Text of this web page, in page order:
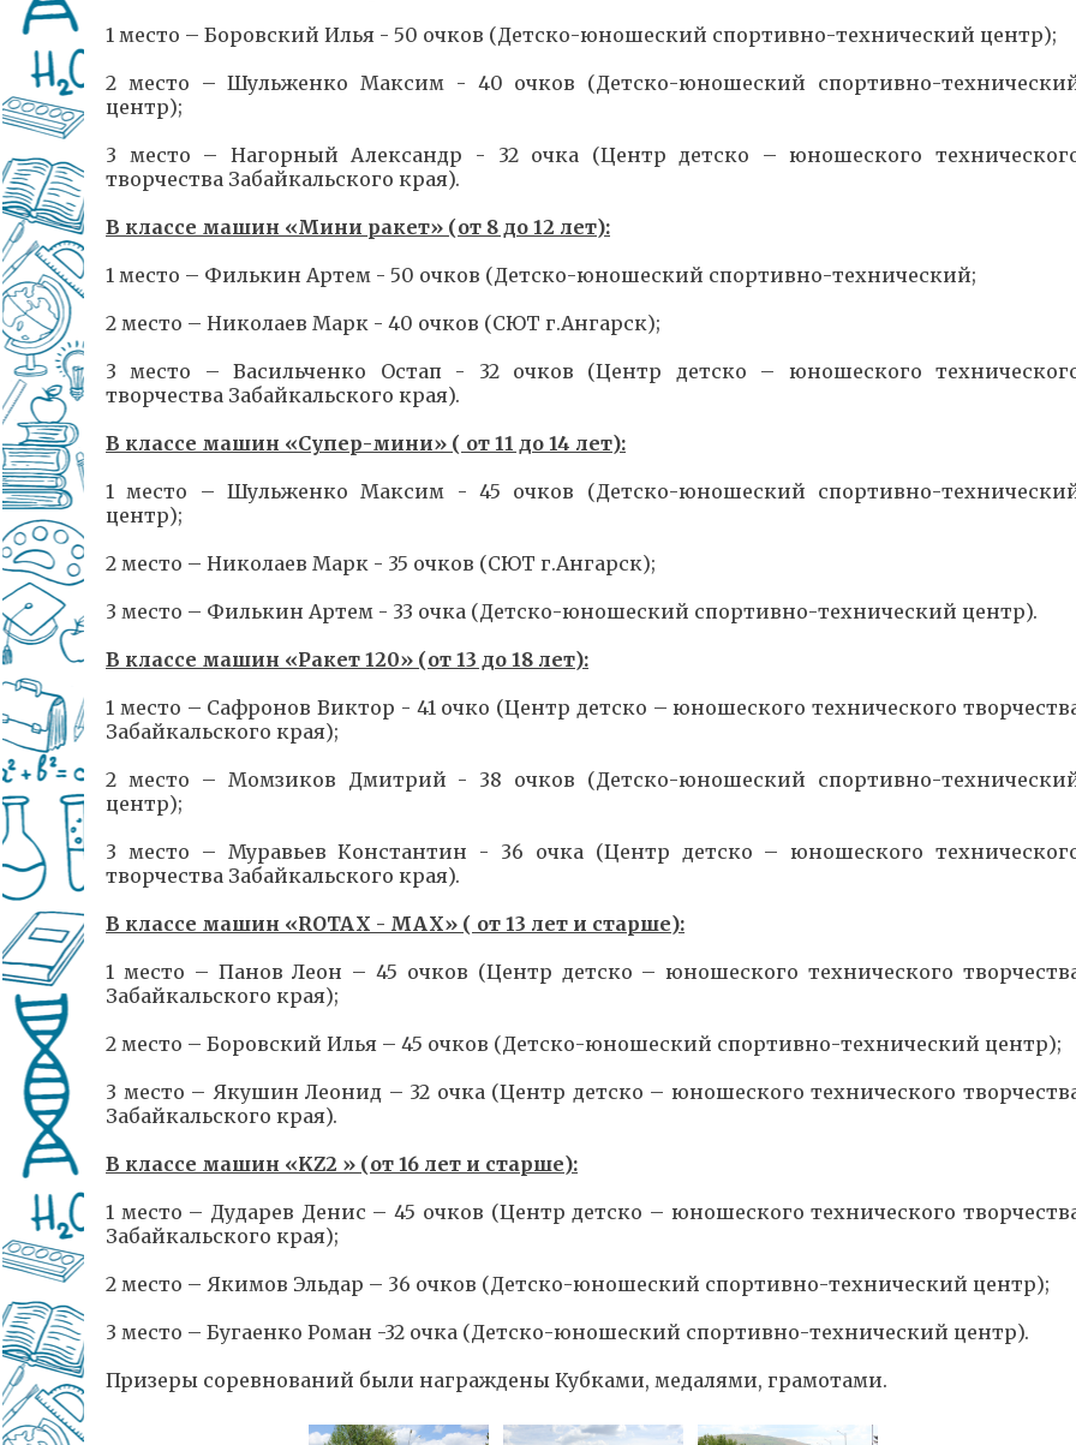
1 место – Боровский Илья - 50 очков (Детско-юношеский спортивно-технический центр);
2 место – Шульженко Максим - 40 очков (Детско-юношеский спортивно-
центр);
3 место – Нагорный Александр - 32 очка (Центр детско – юношеского
творчества Забайкальского края).
В классе машин «Мини ракет» (от 8 до 12 лет):
1 место – Филькин Артем - 50 очков (Детско-юношеский спортивно-технический;
2 место – Николаев Марк - 40 очков (СЮТ г.Ангарск);
3 место – Васильченко Остап - 32 очков (Центр детско – юношеского
творчества Забайкальского края).
В классе машин «Супер-мини» ( от 11 до 14 лет):
1 место – Шульженко Максим - 45 очков (Детско-юношеский спортивно-
центр);
2 место – Николаев Марк - 35 очков (СЮТ г.Ангарск);
3 место – Филькин Артем - 33 очка (Детско-юношеский спортивно-технический центр).
В классе машин «Ракет 120» (от 13 до 18 лет):
1 место – Сафронов Виктор - 41 очко (Центр детско – юношеского технического
Забайкальского края);
2 место – Момзиков Дмитрий - 38 очков (Детско-юношеский спортивно-
центр);
3 место – Муравьев Константин - 36 очка (Центр детско – юношеского
творчества Забайкальского края).
В классе машин «ROTAX - MAX» ( от 13 лет и старше):
1 место – Панов Леон – 45 очков (Центр детско – юношеского технического
Забайкальского края);
2 место – Боровский Илья – 45 очков (Детско-юношеский спортивно-технический центр);
3 место – Якушин Леонид – 32 очка (Центр детско – юношеского технического
Забайкальского края).
В классе машин «KZ2 » (от 16 лет и старше):
1 место – Дударев Денис – 45 очков (Центр детско – юношеского технического
Забайкальского края);
2 место – Якимов Эльдар – 36 очков (Детско-юношеский спортивно-технический центр);
3 место – Бугаенко Роман -32 очка (Детско-юношеский спортивно-технический центр).
Призеры соревнований были награждены Кубками, медалями, грамотами.